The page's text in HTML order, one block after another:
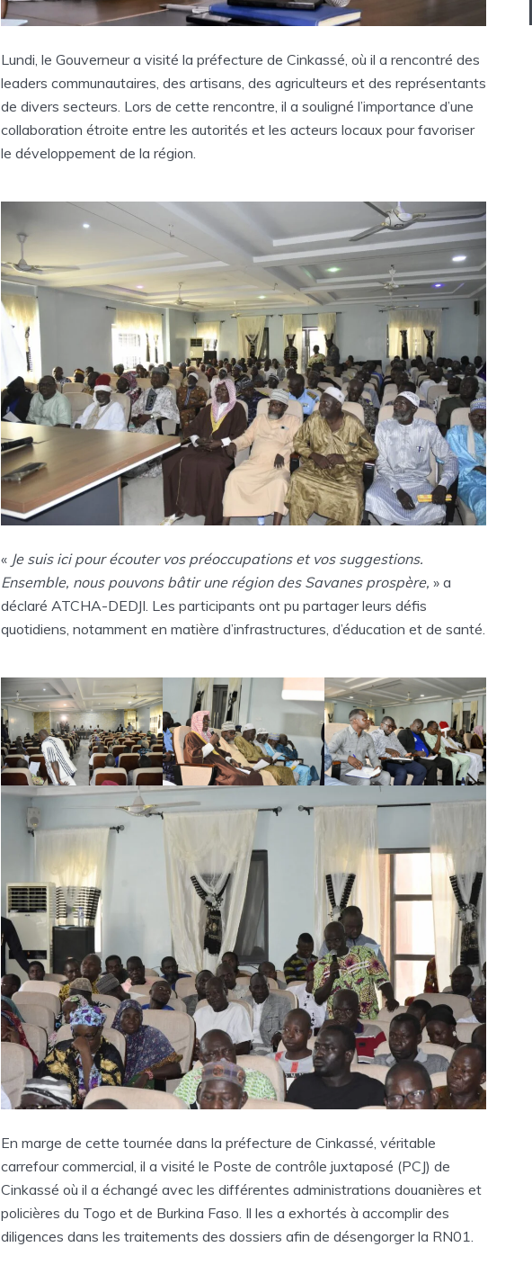
Lundi, le Gouverneur a visité la préfecture de Cinkassé, où il a rencontré des
leaders communautaires, des artisans, des agriculteurs et des représentants
de divers secteurs. Lors de cette rencontre, il a souligné l’importance d’une
collaboration étroite entre les autorités et les acteurs locaux pour favoriser
le développement de la région.
« Je suis ici pour écouter vos préoccupations et vos suggestions.
Ensemble, nous pouvons bâtir une région des Savanes prospère, » a
déclaré ATCHA-DEDJI. Les participants ont pu partager leurs défis
quotidiens, notamment en matière d’infrastructures, d’éducation et de santé.
En marge de cette tournée dans la préfecture de Cinkassé, véritable
carrefour commercial, il a visité le Poste de contrôle juxtaposé (PCJ) de
Cinkassé où il a échangé avec les différentes administrations douanières et
policières du Togo et de Burkina Faso. Il les a exhortés à accomplir des
diligences dans les traitements des dossiers afin de désengorger la RN01.